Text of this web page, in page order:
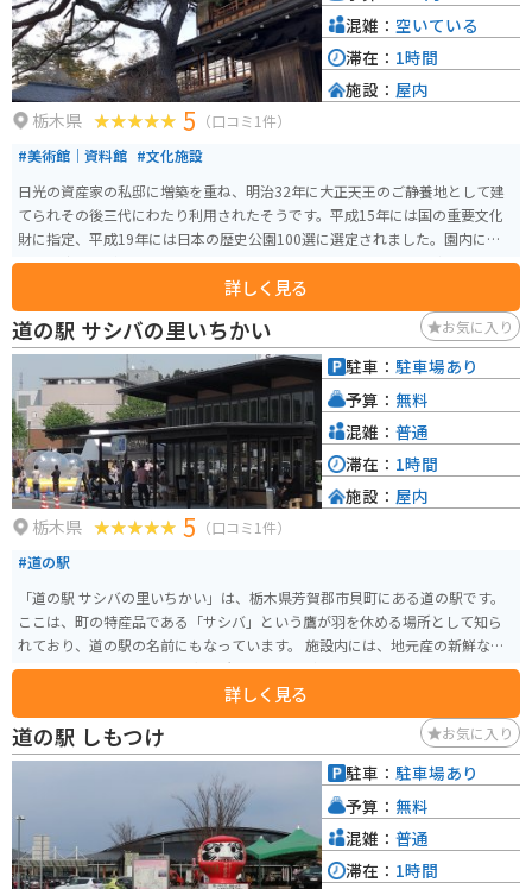
栃木県 5 （口コミ1件）
#美術館｜資料館 #文化施設
日光の資産家の私邸に増築を重ね、明治32年に大正天王のご静養地として建
てられその後三代にわたり利用されたそうです。平成15年には国の重要文化
財に指定、平成19年には日本の歴史公園100選に選定されました。園内には
期間限定ですが茶寮もあります。 四季折々のすばらしい庭園は見事です。幼
少の明仁上皇陛下が疎開していたときの防空壕跡もあり、見応えがありま
す。
詳しく見る
混雑： 空いている
滞在： 1時間
施設： 屋内
道の駅 サシバの里いちかい お気に入り
栃木県 5 （口コミ1件）
#道の駅
「道の駅 サシバの里いちかい」は、栃木県芳賀郡市貝町にある道の駅です。
ここは、町の特産品である「サシバ」という鷹が羽を休める場所として知ら
れており、道の駅の名前にもなっています。 施設内には、地元産の新鮮な野
菜や果物を販売する農産物直売所、そばやうどん、地元ブランド豚「いちは
い豚」を使った料理などを味わえる食事処があります。 バイクで訪れる場
合、道の駅には広々とした駐車場が完備されているので安心です。周辺に
は、自然豊かな里山の風景が広がっており、ツーリングの休憩スポットとし
ても最適です。 市貝町は、特に秋になると、そばの花が咲き乱れる美しい景
色が広がります。また、町内には「芝ざくら公園」があり、春にはピンク色
の芝桜の絨毯を楽しむことができます。道の駅を訪れた際には、ぜひ周辺の
観光スポットにも足を運んでみてください。
詳しく見る
駐車： 駐車場あり
予算： 無料
混雑： 普通
滞在： 1時間
施設： 屋内
道の駅 しもつけ お気に入り
駐車： 駐車場あり
予算： 無料
混雑： 普通
滞在： 1時間